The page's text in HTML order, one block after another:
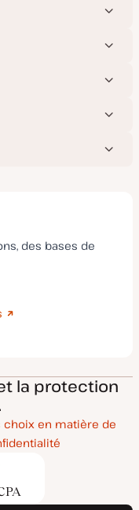
des bases de
la protection
choix en matière de